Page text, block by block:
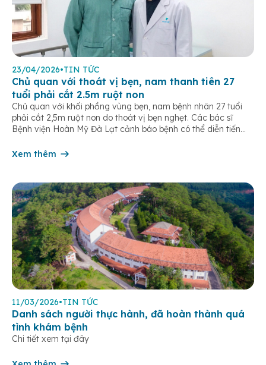
23/04/2026•TIN TỨC
Chủ quan với thoát vị bẹn, nam thanh tiên 27
tuổi phải cắt 2.5m ruột non
Chủ quan với khối phồng vùng bẹn, nam bệnh nhân 27 tuổi
phải cắt 2,5m ruột non do thoát vị bẹn nghẹt. Các bác sĩ
Bệnh viện Hoàn Mỹ Đà Lạt cảnh báo bệnh có thể diễn tiến
nhân nam, 27 tuổi, […]
Xem thêm
11/03/2026•TIN TỨC
Danh sách người thực hành, đã hoàn thành quá
tình khám bệnh
Chi tiết xem tại đây